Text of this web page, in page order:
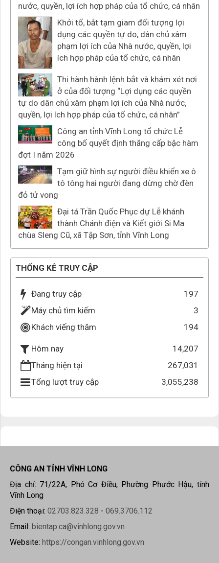
nước, quyền, lợi ích hợp pháp của tổ chức, cá nhân
Khởi tố, bắt tạm giam đối tượng lợi
dụng các quyền tự do, dân chủ xâm
phạm lợi ích của Nhà nước, quyền, lợi
ích hợp pháp của tổ chức, cá nhân
Thi hành hành lệnh bắt và khám xét nơi
ở của đối tượng “Lợi dụng các quyền
tự do dân chủ xâm phạm lợi ích của Nhà nước,
quyền, lợi ích hợp pháp của tổ chức, cá nhân”
Công an tỉnh Vĩnh Long tổ chức Lễ
công bố quyết định thăng cấp bậc hàm
đợt I năm 2026
Tạm giữ hình sự người điều khiển xe ô
tô tông hai người đang dừng chờ đèn
đỏ tử vong
Đại tá Trần Quốc Phục dự Lễ khánh
thành Chánh điện và Kiết giới Si Ma
chùa Sleng Cũ, xã Tập Sơn, tỉnh Vĩnh Long
THỐNG KÊ TRUY CẬP
Đang truy cập
197
Máy chủ tìm kiếm
3
Khách viếng thăm
194
Hôm nay
14,207
Tháng hiện tại
267,031
Tổng lượt truy cập
3,055,238
CÔNG AN TỈNH VĨNH LONG
Địa chỉ: 71/22A, Phó Cơ Điều, Phường Phước Hậu, tỉnh
Vĩnh Long
Điện thoại: 02703.823.328 - 069.3706.112
Email: bientap.ca@vinhlong.gov.vn
Website: https://congan.vinhlong.gov.vn